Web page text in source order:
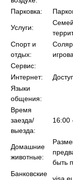
Парковка:
Услуги:
Спорт и
отдых:
Сервис:
Интернет:
Языки
общения:
Время
заезда/
выезда:
16:00
Домашние
животные:
быть
Банковские